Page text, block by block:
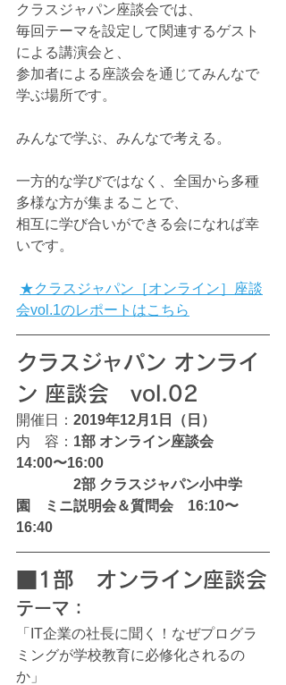
クラスジャパン座談会では、
毎回テーマを設定して関連するゲスト
による講演会と、
参加者による座談会を通じてみんなで
学ぶ場所です。
みんなで学ぶ、みんなで考える。
一方的な学びではなく、全国から多種
多様な方が集まることで、
相互に学び合いができる会になれば幸
いです。
★クラスジャパン［オンライン］座談
会vol.1のレポートはこちら
クラスジャパン オンライ
ン 座談会　vol.02
開催日： 2019年12月1日（日）
内　容： 1部 オンライン座談会
14:00〜16:00
2部 クラスジャパン小中学
園　ミニ説明会＆質問会　16:10〜
16:40
■1部　オンライン座談会
テーマ：
「IT企業の社長に聞く！なぜプログラ
ミングが学校教育に必修化されるの
か」